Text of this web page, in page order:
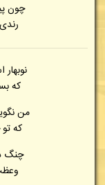
چون
که
من
که
چنگ